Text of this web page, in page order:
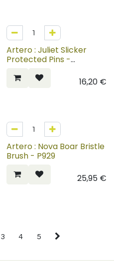
Artero : Juliet Slicker
Protected Pins -
16,20€
Artero : Nova Boar Bristle
Brush - P929
25,95€
3 4 5